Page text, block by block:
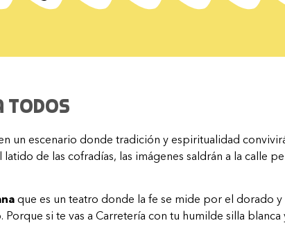
todos
un escenario donde tradición y espiritualidad
latido de las cofradías, las imágenes saldrán a la calle
que es un teatro donde la fe se mide por el dorado
si te vas a Carretería con tu humilde silla